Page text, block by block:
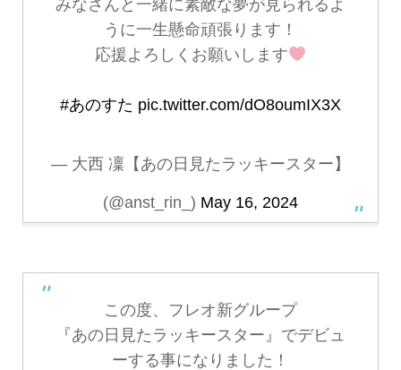
みなさんと一緒に素敵な夢が見られるよ
うに一生懸命頑張ります！
応援よろしくお願いします
#あのすた pic.twitter.com/dO8oumIX3X
— 大西 凜【あの日見たラッキースター】
(@anst_rin_) May 16, 2024
この度、フレオ新グループ
『あの日見たラッキースター』でデビュ
ーする事になりました！